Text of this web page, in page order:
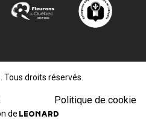
Tous droits réservés.
Politique de cookie
de